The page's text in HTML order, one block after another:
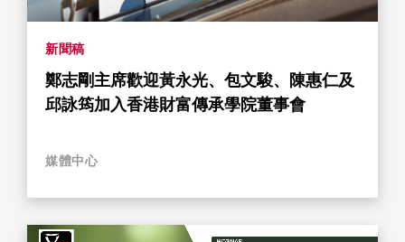
新聞稿
鄭志剛主席歡迎黃永光、包文駿、陳惠仁及
邱詠筠加入香港財富傳承學院董事會
媒體中心